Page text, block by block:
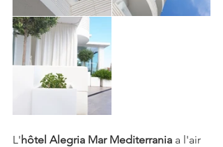
L'hôtel Alegria Mar Mediterrania a l'air